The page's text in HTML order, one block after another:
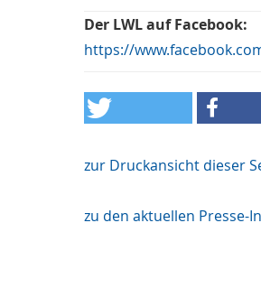
Der LWL auf Facebook:
https://
zur Druckansicht dieser
zu den aktuellen Presse-